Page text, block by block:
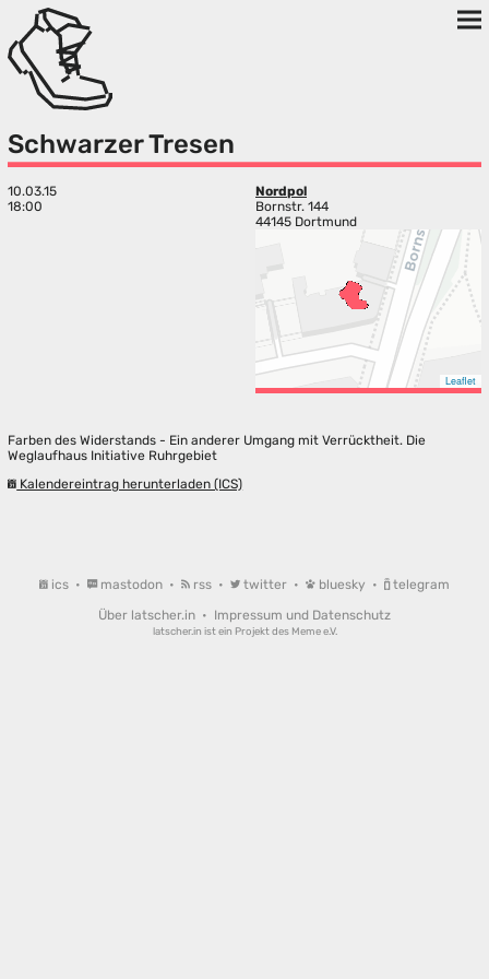
Schwarzer Tresen
10.03.15
18:00
Nordpol
Bornstr. 144
44145 Dortmund
Leaflet
Farben des Widerstands - Ein anderer Umgang mit Verrücktheit. Die
Weglaufhaus Initiative Ruhrgebiet
Kalendereintrag herunterladen (ICS)
ics • mastodon • rss • twitter • bluesky •
telegram
Über latscher.in • Impressum und Datenschutz
latscher.in ist ein Projekt des Meme e.V.